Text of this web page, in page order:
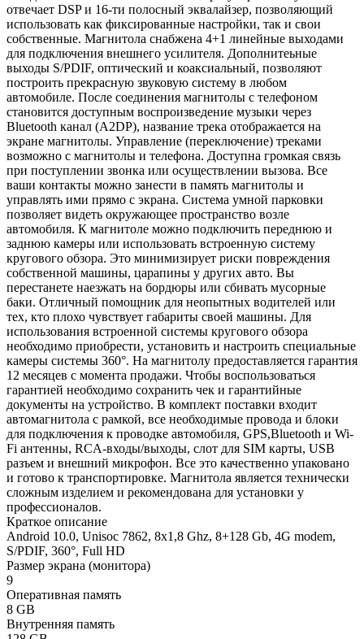
отвечает DSP и 16-ти полосный эквалайзер, позволяющий
использовать как фиксированные настройки, так и свои
собственные. Магнитола снабжена 4+1 линейные выходами
для подключения внешнего усилителя. Дополнитеьные
выходы S/PDIF, оптический и коаксиальный, позволяют
построить прекрасную звуковую систему в любом
автомобиле. После соединения магнитолы с телефоном
становится доступным воспроизведение музыки через
Bluetooth канал (A2DP), название трека отображается на
экране магнитолы. Управление (переключение) треками
возможно с магнитолы и телефона. Доступна громкая связь
при поступлении звонка или осуществлении вызова. Все
ваши контакты можно занести в память магнитолы и
управлять ими прямо с экрана. Система умной парковки
позволяет видеть окружающее пространство возле
автомобиля. К магнитоле можно подключить переднюю и
заднюю камеры или использовать встроенную систему
кругового обзора. Это минимизирует риски повреждения
собственной машины, царапины у других авто. Вы
перестанете наезжать на бордюры или сбивать мусорные
баки. Отличный помощник для неопытных водителей или
тех, кто плохо чувствует габариты своей машины. Для
использования встроенной системы кругового обзора
необходимо приобрести, установить и настроить специальные
камеры системы 360°. На магнитолу предоставляется гарантия
12 месяцев с момента продажи. Чтобы воспользоваться
гарантией необходимо сохранить чек и гарантийные
документы на устройство. В комплект поставки входит
автомагнитола с рамкой, все необходимые провода и блоки
для подключения к проводке автомобиля, GPS,Bluetooth и Wi-
Fi антенны, RCA-входы/выходы, слот для SIM карты, USB
разъем и внешний микрофон. Все это качественно упаковано
и готово к транспортировке. Магнитола является технически
сложным изделием и рекомендована для установки у
профессионалов.
Краткое описание
Android 10.0, Unisoc 7862, 8х1,8 Ghz, 8+128 Gb, 4G modem,
S/PDIF, 360°, Full HD
Размер экрана (монитора)
9
Оперативная память
8 GB
Внутренняя память